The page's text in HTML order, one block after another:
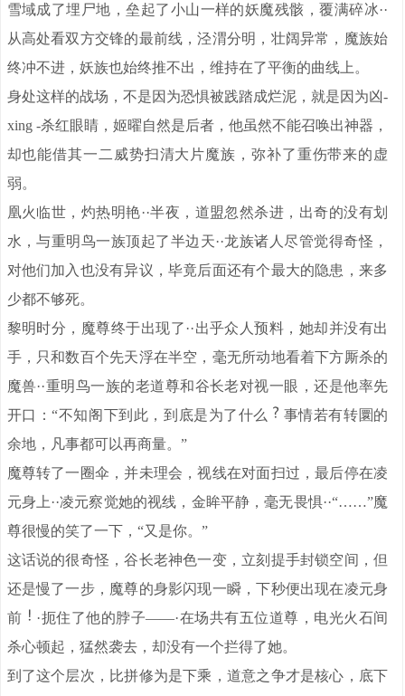
雪域成了埋尸地，垒起了小山一样的妖魔残骸，覆满碎冰··
从高处看双方交锋的最前线，泾渭分明，壮阔异常，魔族始
终冲不进，妖族也始终推不出，维持在了平衡的曲线上。
身处这样的战场，不是因为恐惧被践踏成烂泥，就是因为凶-
xing -杀红眼睛，姬曜自然是后者，他虽然不能召唤出神器，
却也能借其一二威势扫清大片魔族，弥补了重伤带来的虚
弱。
凰火临世，灼热明艳··半夜，道盟忽然杀进，出奇的没有划
水，与重明鸟一族顶起了半边天··龙族诸人尽管觉得奇怪，
对他们加入也没有异议，毕竟后面还有个最大的隐患，来多
少都不够死。
黎明时分，魔尊终于出现了··出乎众人预料，她却并没有出
手，只和数百个先天浮在半空，毫无所动地看着下方厮杀的
魔兽··重明鸟一族的老道尊和谷长老对视一眼，还是他率先
开口：“不知阁下到此，到底是为了什么
事情若有转圜的
余地，凡事都可以再商量。”
魔尊转了一圈伞，并未理会，视线在对面扫过，最后停在凌
元身上··凌元察觉她的视线，金眸平静，毫无畏惧··“……”魔
尊很慢的笑了一下，“又是你。”
这话说的很奇怪，谷长老神色一变，立刻提手封锁空间，但
还是慢了一步，魔尊的身影闪现一瞬，下秒便出现在凌元身
前
·扼住了他的脖子——·在场共有五位道尊，电光火石间
杀心顿起，猛然袭去，却没有一个拦得了她。
到了这个层次，比拼修为是下乘，道意之争才是核心，底下